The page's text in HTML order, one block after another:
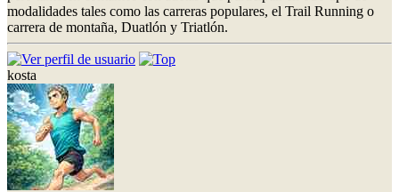
modalidades tales como las carreras populares, el Trail Running o
carrera de montaña, Duatlón y Triatlón.
kosta